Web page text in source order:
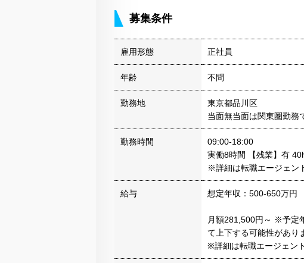
募集条件
雇用形態 正社員
年齢 不問
勤務地
東京都品川区
当面無当面は関東圏勤務
勤務時間
09:00-18:00
実働8時間 【残業】有
※詳細は転職エージェン
給与 想定年収：500-650万円
月額281,500円～ ※予定
て上下する可能性があり
※詳細は転職エージェン